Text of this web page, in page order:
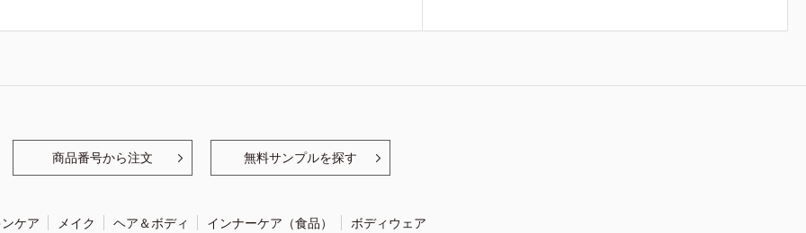
商品番号から注文 無料サンプルを探す
ケア メイク ヘア＆ボディ インナーケア（食品） ボディウェア